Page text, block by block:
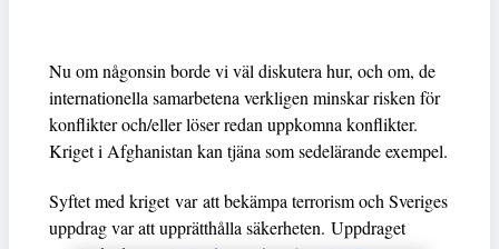
Nu om någonsin borde vi väl diskutera hur, och om, de
internationella samarbetena verkligen minskar risken för
konflikter och/eller löser redan uppkomna konflikter.
Kriget i Afghanistan kan tjäna som sedelärande exempel.
Syftet med kriget var att bekämpa terrorism och Sveriges
uppdrag var att upprätthålla säkerheten. Uppdraget